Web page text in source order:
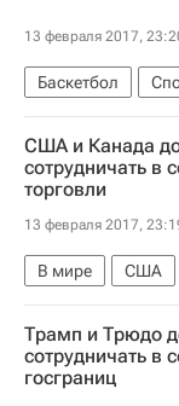
13 февраля 2017,
Баскетбол
Единая лига ВТБ
США и Канада
сотрудничать в
торговли
13 февраля 2017,
В мире США
Трамп и Трюдо
сотрудничать в
госграниц